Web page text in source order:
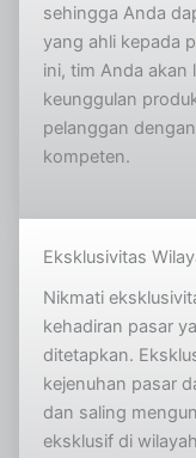
sehingga Anda
yang ahli kepada
ini, tim Anda akan
keunggulan
pelanggan
kompeten.
Eksklusivitas
Nikmati
kehadiran pasar
ditetapkan.
kejenuhan pasar
dan saling
eksklusif di